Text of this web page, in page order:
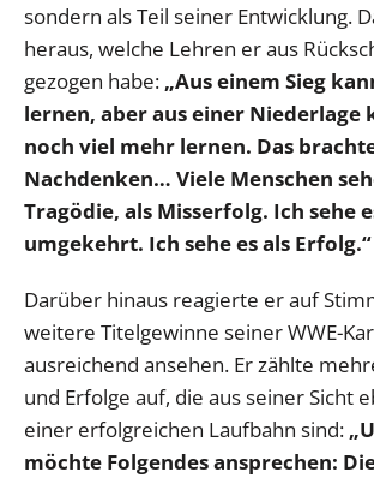
sondern als Teil seiner Entwicklung.
heraus, welche Lehren er aus
gezogen habe: „Aus einem Sieg
lernen, aber aus einer Niederlage
noch viel mehr lernen. Das
Nachdenken… Viele Menschen
Tragödie, als Misserfolg. Ich sehe
umgekehrt. Ich sehe es als Erfolg.“
Darüber hinaus reagierte er auf
weitere Titelgewinne seiner WWE-
ausreichend ansehen. Er zählte
und Erfolge auf, die aus seiner Sicht
einer erfolgreichen Laufbahn sind:
möchte Folgendes ansprechen: